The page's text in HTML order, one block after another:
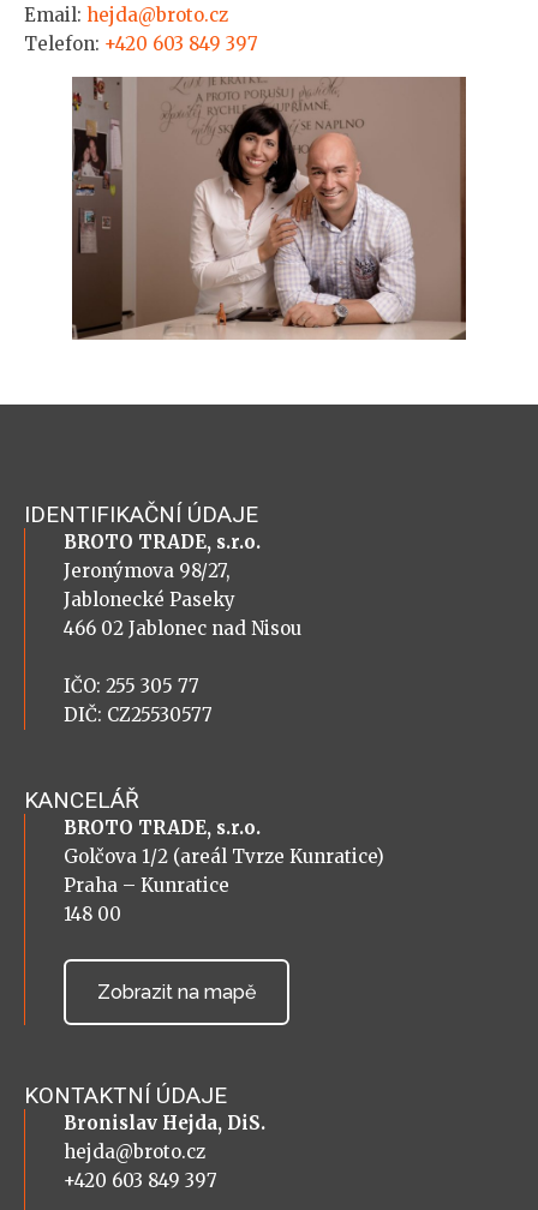
Email: hejda@broto.cz
Telefon: +420 603 849 397
IDENTIFIKAČNÍ ÚDAJE
BROTO TRADE, s.r.o.
Jeronýmova 98/27,
Jablonecké Paseky
466 02 Jablonec nad Nisou
IČO: 255 305 77
DIČ: CZ25530577
KANCELÁŘ
BROTO TRADE, s.r.o.
Golčova 1/2 (areál Tvrze Kunratice)
Praha – Kunratice
148 00
Zobrazit na mapě
KONTAKTNÍ ÚDAJE
Bronislav Hejda, DiS.
hejda@broto.cz
+420 603 849 397